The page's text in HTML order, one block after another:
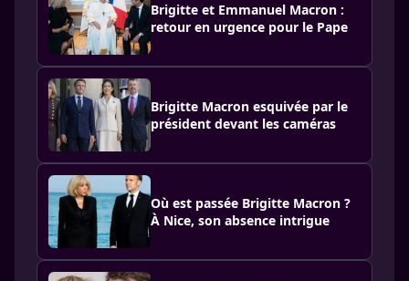
Brigitte et Emmanuel Macron :
retour en urgence pour le Pape
Brigitte Macron esquivée par le
président devant les caméras
Où est passée Brigitte Macron ?
À Nice, son absence intrigue